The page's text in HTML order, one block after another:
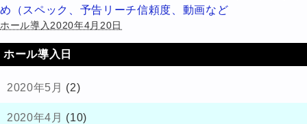
め（スペック、予告リーチ信頼度、動画など
ホール導入2020年4月20日
ホール導入日
2020年5月 (2)
2020年4月 (10)